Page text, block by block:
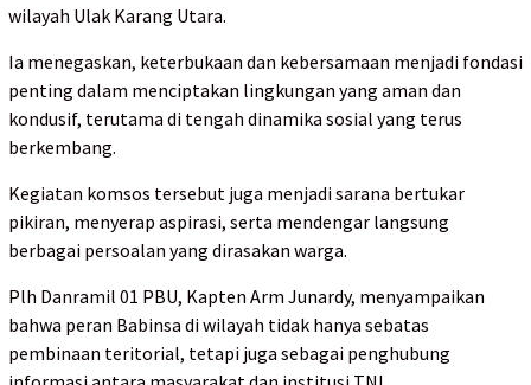
wilayah Ulak Karang Utara.
Ia menegaskan, keterbukaan dan kebersamaan menjadi fondasi
penting dalam menciptakan lingkungan yang aman dan
kondusif, terutama di tengah dinamika sosial yang terus
berkembang.
Kegiatan komsos tersebut juga menjadi sarana bertukar
pikiran, menyerap aspirasi, serta mendengar langsung
berbagai persoalan yang dirasakan warga.
Plh Danramil 01 PBU, Kapten Arm Junardy, menyampaikan
bahwa peran Babinsa di wilayah tidak hanya sebatas
pembinaan teritorial, tetapi juga sebagai penghubung